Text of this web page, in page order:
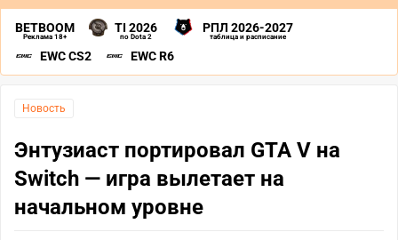
BETBOOM
Реклама 18+
TI 2026
по Dota 2
РПЛ 2026-2027
таблица и расписание
EWC CS2 EWC R6
Новость
Энтузиаст портировал GTA V на
Switch — игра вылетает на
начальном уровне